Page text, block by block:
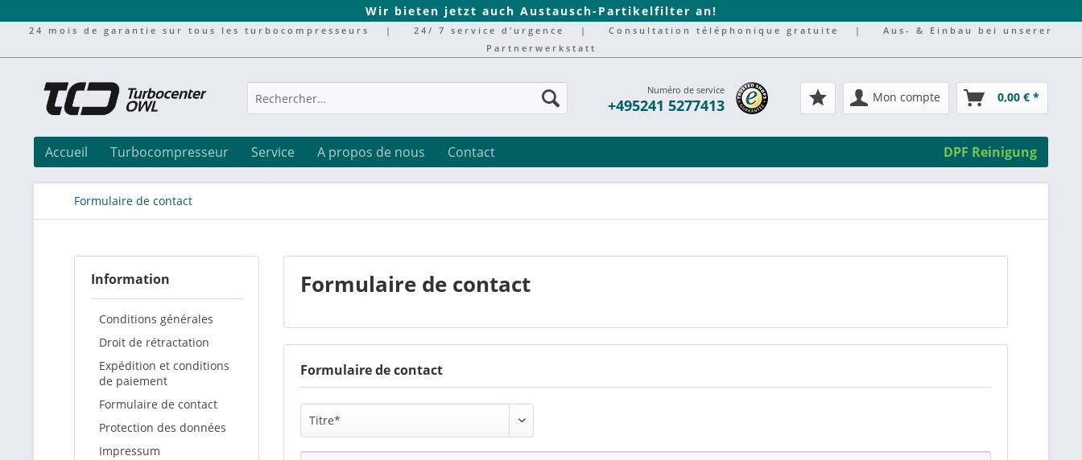
Wir bieten jetzt auch Austausch-Partikelfilter an!
24 mois de garantie sur tous les turbocompresseurs | 24/ 7 service d’urgence | Consultation téléphonique gratuite |
Aus- & Einbau bei unserer
Partnerwerkstatt
Numéro de service
+495241 5277413 Mon compte 0,00 € *
Accueil Turbocompresseur Service A propos de nous Contact DPF Reinigung
Formulaire de contact
Information
Conditions générales
Droit de rétractation
Expédition et conditions
de paiement
Formulaire de contact
Protection des données
Impressum
Formulaire de contact
Formulaire de contact